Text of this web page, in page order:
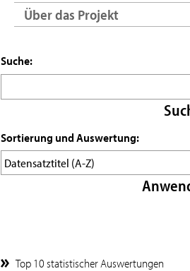
Über das Projekt
Suche:
Sortierung und Auswertung:
Top 10 statistischer Auswertungen